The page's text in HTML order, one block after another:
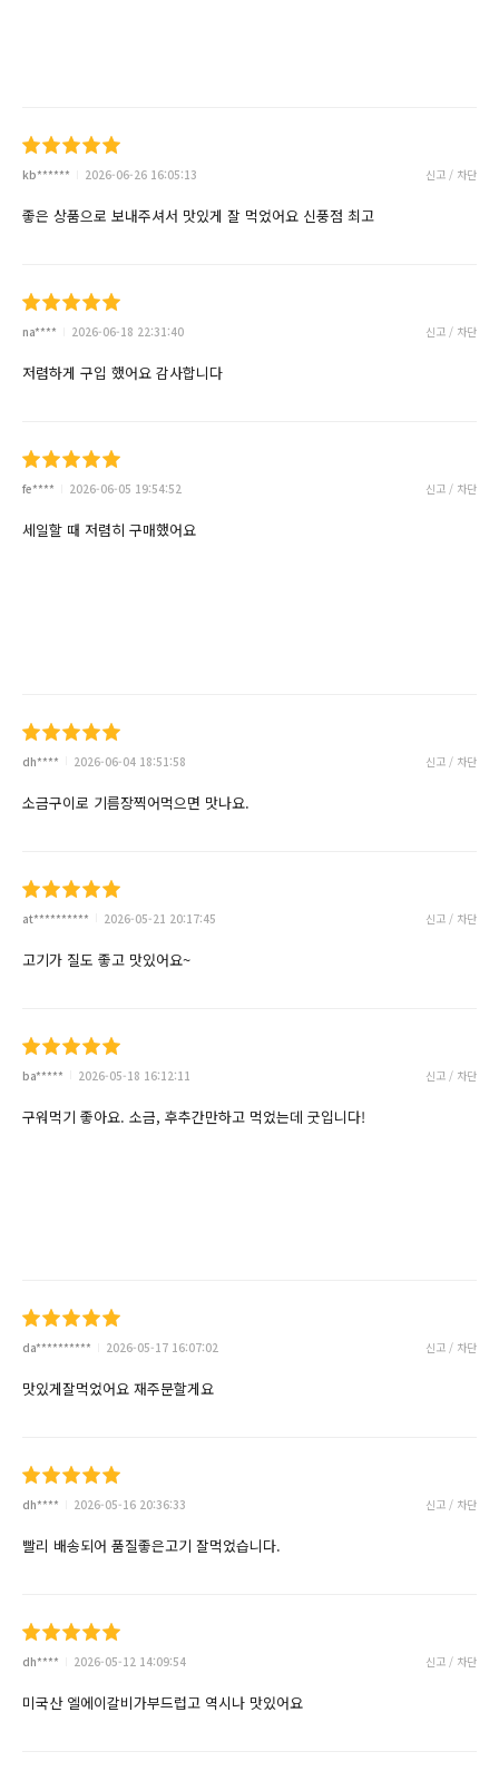
kb****** 2026-06-26 16:05:13 신고 / 차단
좋은 상품으로 보내주셔서 맛있게 잘 먹었어요 신풍점 최고
na**** 2026-06-18 22:31:40 신고 / 차단
저렴하게 구입 했어요 감사합니다
fe**** 2026-06-05 19:54:52 신고 / 차단
세일할 때 저렴히 구매했어요
dh**** 2026-06-04 18:51:58 신고 / 차단
소금구이로 기름장찍어먹으면 맛나요.
at********** 2026-05-21 20:17:45 신고 / 차단
고기가 질도 좋고 맛있어요~
ba***** 2026-05-18 16:12:11 신고 / 차단
구워먹기 좋아요. 소금, 후추간만하고 먹었는데 굿입니다!
da********** 2026-05-17 16:07:02 신고 / 차단
맛있게잘먹었어요 재주문할게요
dh**** 2026-05-16 20:36:33 신고 / 차단
빨리 배송되어 품질좋은고기 잘먹었습니다.
dh**** 2026-05-12 14:09:54 신고 / 차단
미국산 엘에이갈비가부드럽고 역시나 맛있어요